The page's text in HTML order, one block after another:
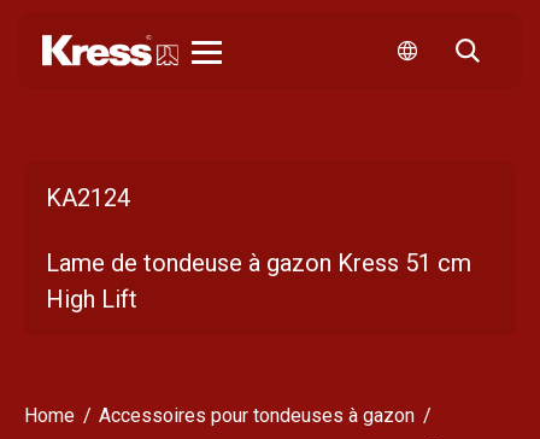
KA2124
Lame de tondeuse à gazon Kress 51 cm
High Lift
Home
Accessoires pour tondeuses à gazon